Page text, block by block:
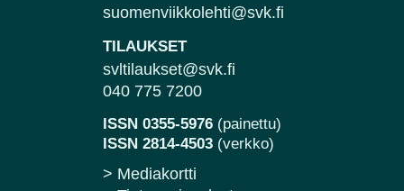
suomenviikkolehti@svk.fi
TILAUKSET
svltilaukset@svk.fi
040 775 7200
ISSN 0355-5976 (painettu)
ISSN 2814-4503 (verkko)
> Mediakortti